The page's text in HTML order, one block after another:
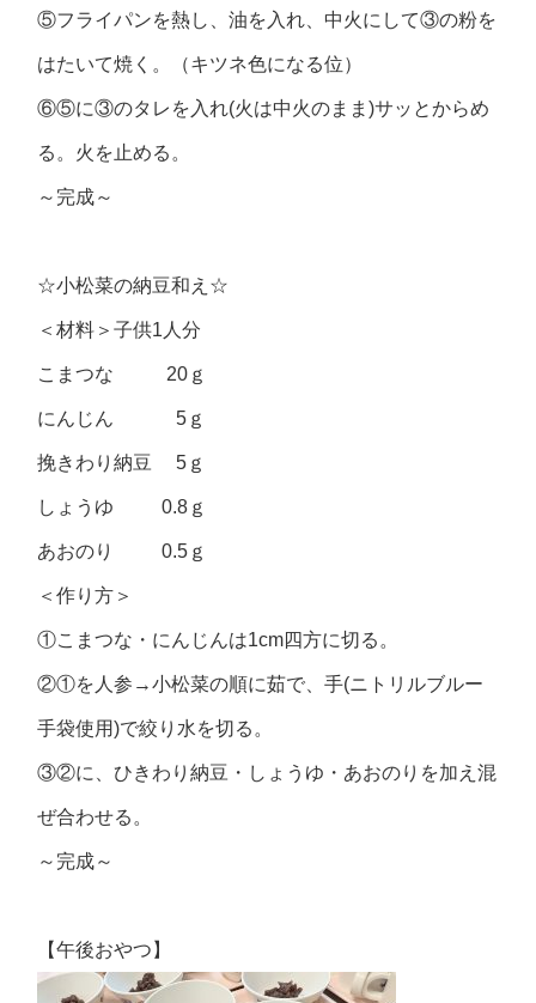
⑤フライパンを熱し、油を入れ、中火にして③の粉を
はたいて焼く。（キツネ色になる位）
⑥⑤に③のタレを入れ(火は中火のまま)サッとからめ
る。火を止める。
～完成～
☆小松菜の納豆和え☆
＜材料＞子供1人分
こまつな 20ｇ
にんじん 5ｇ
挽きわり納豆 5ｇ
しょうゆ 0.8ｇ
あおのり 0.5ｇ
＜作り方＞
①こまつな・にんじんは1cm四方に切る。
②①を人参→小松菜の順に茹で、手(ニトリルブルー
手袋使用)で絞り水を切る。
③②に、ひきわり納豆・しょうゆ・あおのりを加え混
ぜ合わせる。
～完成～
【午後おやつ】